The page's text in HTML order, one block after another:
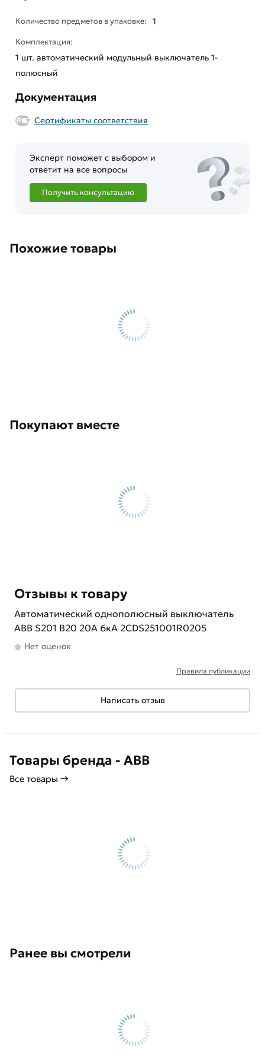
Количество предметов в упаковке: 1
Комплектация:
1 шт. автоматический модульный выключатель 1-
полюсный
Документация
Сертификаты соответствия
Эксперт поможет с выбором и
ответит на все вопросы
Получить консультацию
Похожие товары
Покупают вместе
Отзывы к товару
Автоматический однополюсный выключатель
ABB S201 В20 20A 6кА 2CDS251001R0205
Нет оценок
Правила публикации
Написать отзыв
Товары бренда - ABB
Все товары →
Ранее вы смотрели